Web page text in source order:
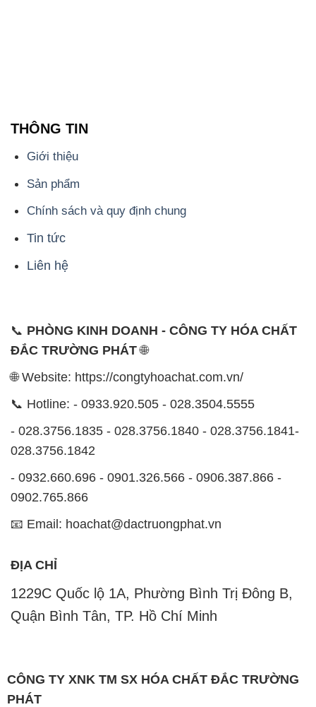
THÔNG TIN
Giới thiệu
Sản phẩm
Chính sách và quy định chung
Tin tức
Liên hệ
📞 PHÒNG KINH DOANH - CÔNG TY HÓA CHẤT
ĐẮC TRƯỜNG PHÁT🌐
🌐 Website: https://congtyhoachat.com.vn/
📞 Hotline: - 0933.920.505 - 028.3504.5555
- 028.3756.1835 - 028.3756.1840 - 028.3756.1841-
028.3756.1842
- 0932.660.696 - 0901.326.566 - 0906.387.866 -
0902.765.866
📧 Email: hoachat@dactruongphat.vn
ĐỊA CHỈ
1229C Quốc lộ 1A, Phường Bình Trị Đông B,
Quận Bình Tân, TP. Hồ Chí Minh
CÔNG TY XNK TM SX HÓA CHẤT ĐẮC TRƯỜNG
PHÁT